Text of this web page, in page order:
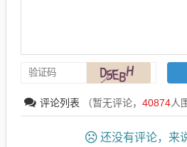
评论列表 （暂无评论， 40874人
还没有评论，来